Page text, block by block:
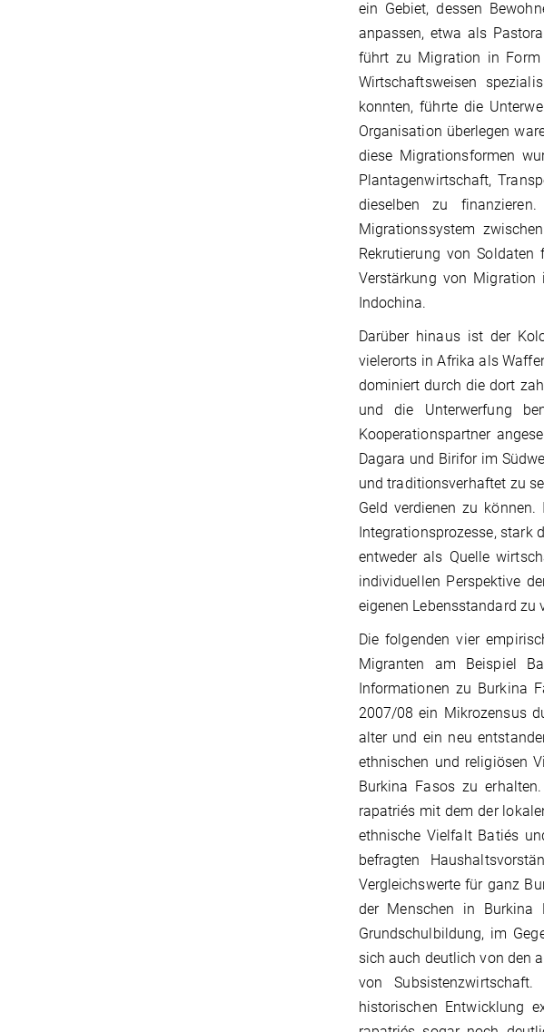
ein Gebiet, dessen
anpassen, etwa als
führt zu Migration in Form
Wirtschaftsweisen
konnten, führte die
Organisation überlegen
diese Migrationsformen
Plantagenwirtschaft,
dieselben zu
Migrationssystem
Rekrutierung von
Verstärkung von
Indochina.
Darüber hinaus ist der
vielerorts in Afrika als
dominiert durch die dort
und die Unterwerfung
Kooperationspartner
Dagara und Birifor im
und traditionsverhaftet zu
Geld verdienen zu
Integrationsprozesse, stark
entweder als Quelle
individuellen Perspektive
eigenen Lebensstandard
Die folgenden vier
Migranten am Beispiel
Informationen zu Burkina
2007/08 ein Mikrozensus
alter und ein neu
ethnischen und religiösen
Burkina Fasos zu
rapatriés mit dem der
ethnische Vielfalt Batiés
befragten
Vergleichswerte für ganz
der Menschen in Burkina
Grundschulbildung, im
sich auch deutlich von den
von
historischen Entwicklung